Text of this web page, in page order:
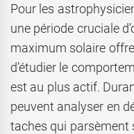
Pour les
une période cruciale
maximum solaire
d’étudier le
est au plus actif.
peuvent analyser en
taches qui parsèment